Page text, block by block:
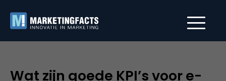
Wat zijn goede KPI’s voor e-